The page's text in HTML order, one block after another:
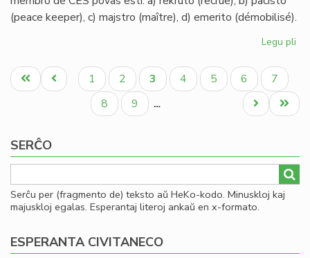
(peace keeper), c) majstro (maître), d) emerito (démobilisé).
Legu pli
Pagination
Unua
paĝo
Antaŭa
paĝo
Paĝo
1 Paĝo
2
Aktuala
paĝo
3 Paĝo
4 Paĝo
5 Paĝo
6 Paĝo
7
Paĝo
8 Paĝo
9 …
Last
page
Next
page
SERĈO
Serĉu per (fragmento de) teksto aŭ HeKo-kodo. Minuskloj kaj
majuskloj egalas. Esperantaj literoj ankaŭ en x-formato.
ESPERANTA CIVITANECO